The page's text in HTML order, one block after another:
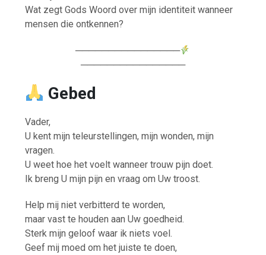
Wat zegt Gods Woord over mijn identiteit wanneer
mensen die ontkennen?
────────────────
────────────────
Gebed
Vader,
U kent mijn teleurstellingen, mijn wonden, mijn
vragen.
U weet hoe het voelt wanneer trouw pijn doet.
Ik breng U mijn pijn en vraag om Uw troost.
Help mij niet verbitterd te worden,
maar vast te houden aan Uw goedheid.
Sterk mijn geloof waar ik niets voel.
Geef mij moed om het juiste te doen,